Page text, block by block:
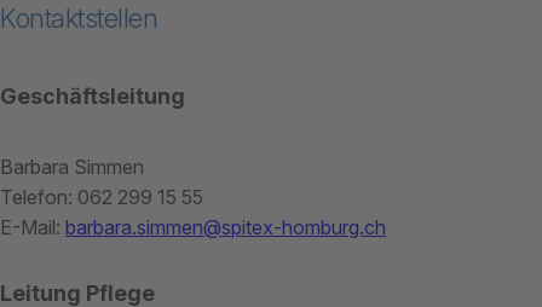
Kontaktstellen
Geschäftsleitung
Barbara Simmen
Telefon: 062 299 15 55
E-Mail: barbara.simmen@spitex-homburg.ch
Leitung Pflege